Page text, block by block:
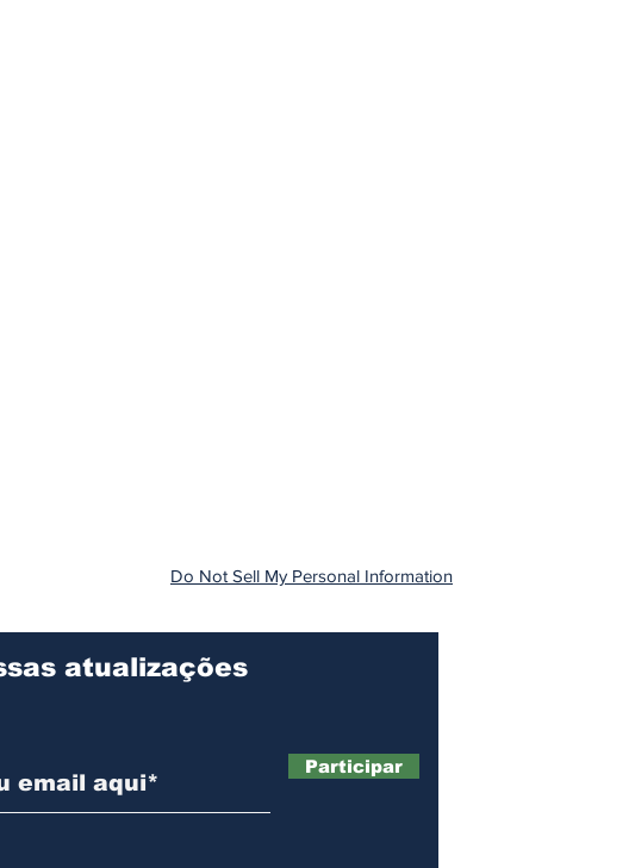
Do Not Sell My Personal Information
atualizações
Participar